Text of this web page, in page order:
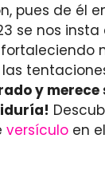
pues de él
se nos
y
versículo en